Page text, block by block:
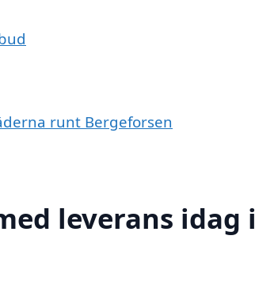
runt Bergeforsen
leverans idag i